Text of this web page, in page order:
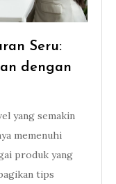
Seru:
dengan
yang semakin
memenuhi
produk yang
tips